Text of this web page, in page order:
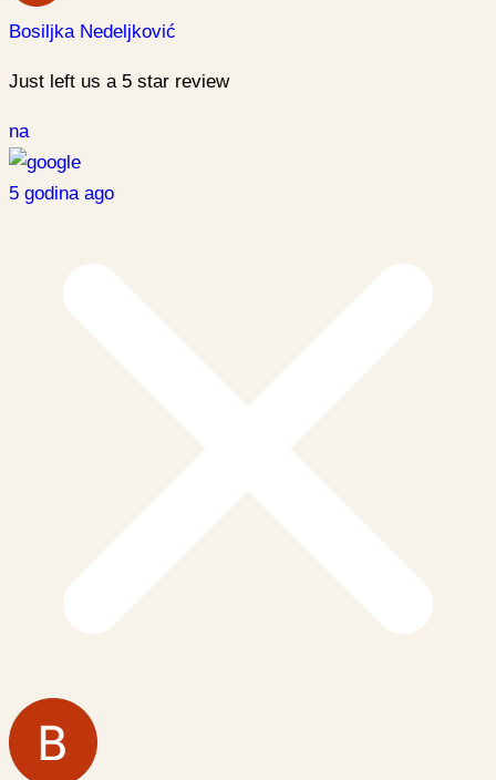
Bosiljka Nedeljković
Just left us a 5 star review
na
5 godina ago